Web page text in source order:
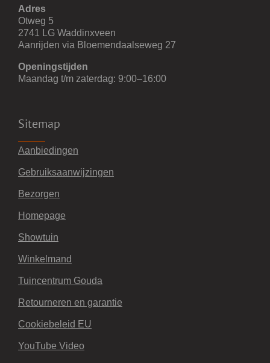
Adres
Otweg 5
2741 LG Waddinxveen
Aanrijden via Bloemendaalseweg 27
Openingstijden
Maandag t/m zaterdag: 9:00–16:00
Sitemap
Aanbiedingen
Gebruiksaanwijzingen
Bezorgen
Homepage
Showtuin
Winkelmand
Tuincentrum Gouda
Retourneren en garantie
Cookiebeleid EU
YouTube Video